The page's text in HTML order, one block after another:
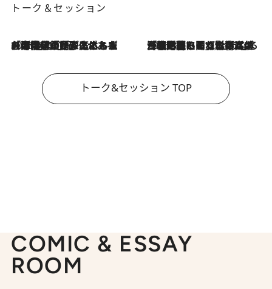
トーク＆セッション
2026.8.3
「今後値上げがあるとすれば…」「リスクがあるのは今年の冬」エネルギー専門家が語る、ホルムズ海峡封鎖が家庭にもたらす“ある心配” 2026.8.3
「住宅建てられない…」「サーチャージ料の高値が続いている」ホルムズ海峡封鎖による影響はいつまで続く？《エネルギー専門家に聞く“どうなる日本の暮らし”》
トーク&セッション TOP
COMIC & ESSAY
ROOM